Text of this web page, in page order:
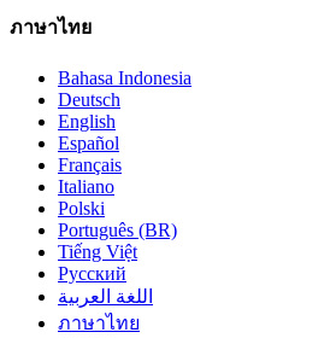
ภาษาไทย
Bahasa Indonesia
Deutsch
English
Español
Français
Italiano
Polski
Português (BR)
Tiếng Việt
Русский
اللغة العربية
ภาษาไทย